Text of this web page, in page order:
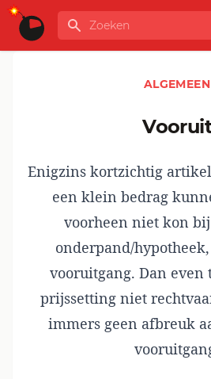
Ga naar de inhoud
GLOBALINFO
Zoeken
ALGEMEEN
vooruit
Enigzins kortzichtig
een klein bedrag
voorheen niet kon
onderpand/
vooruitgang. Dan even
prijssetting niet
immers geen afbreuk